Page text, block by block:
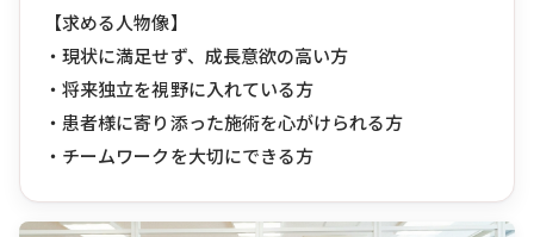
【求める人物像】
・現状に満足せず、成長意欲の高い方
・将来独立を視野に入れている方
・患者様に寄り添った施術を心がけられる方
・チームワークを大切にできる方